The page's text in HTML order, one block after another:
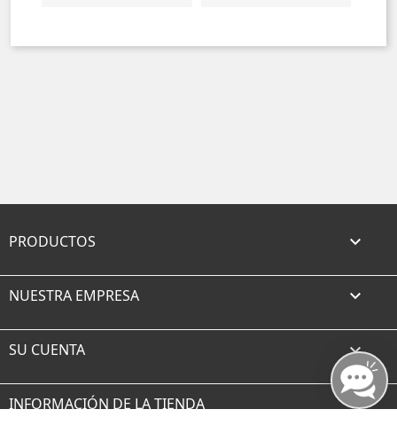
PRODUCTOS 
NUESTRA EMPRESA 
SU CUENTA 
INFORMACIÓN DE LA TIENDA